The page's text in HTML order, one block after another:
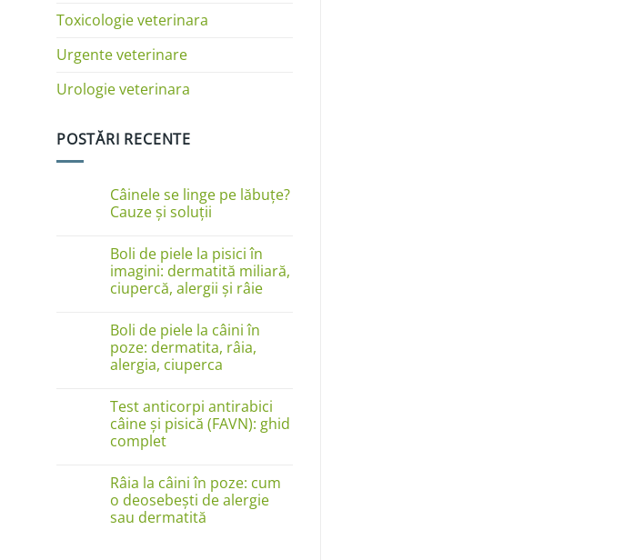
Toxicologie veterinara
Urgente veterinare
Urologie veterinara
POSTĂRI RECENTE
Câinele se linge pe lăbuțe?
Cauze și soluții
comentariu
la
Câinele
se
linge
Cauze
și
soluții
Boli de piele la pisici în
imagini: dermatită miliară,
ciupercă, alergii și râie
comentariu
la
Boli
de
piele
în
imagini:
dermatită
miliară,
ciupercă,
și
râie
Boli de piele la câini în
poze: dermatita, râia,
alergia, ciuperca
la
Boli
de
piele
în
poze:
dermatita,
râia,
alergia,
Test anticorpi antirabici
câine și pisică (FAVN): ghid
complet
comentariu
la
Test
anticorpi
antirabici
Râia la câini în poze: cum
o deosebești de alergie
sau dermatită